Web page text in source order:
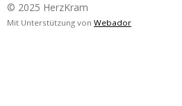
© 2025 HerzKram
Mit Unterstützung von Webador